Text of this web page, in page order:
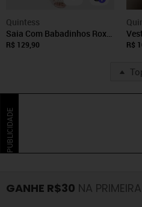
Quintess
Saia Com Babadinhos Roxo
Quintess
R$ 129,90 R$
PUBLICIDADE
GANHE R$30 NA